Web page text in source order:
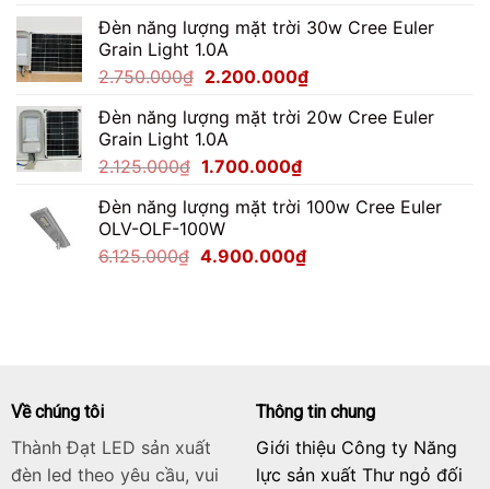
là:
4.487.500₫.
tại
3.590.000₫.
Đèn năng lượng mặt trời 30w Cree Euler
Grain Light 1.0A
2.750.000₫ Giá
là:
2.750.000₫.
2.200.000₫Giá
tại
Đèn năng lượng mặt trời 20w Cree Euler
Grain Light 1.0A
2.125.000₫ Giá
là:
2.125.000₫.
1.700.000₫Giá
tại
1.700.000₫.
Đèn năng lượng mặt trời 100w Cree Euler
OLV-OLF-100W
6.125.000₫ Giá
4.900.000₫Giá
Về chúng tôi
Thành Đạt LED sản xuất
đèn led theo yêu cầu, vui
Thông tin chung
Giới thiệu Công ty Năng
lực sản xuất Thư ngỏ đối